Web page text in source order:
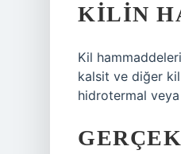
KILIN
Kil
kalsit ve diğer
hidrotermal veya